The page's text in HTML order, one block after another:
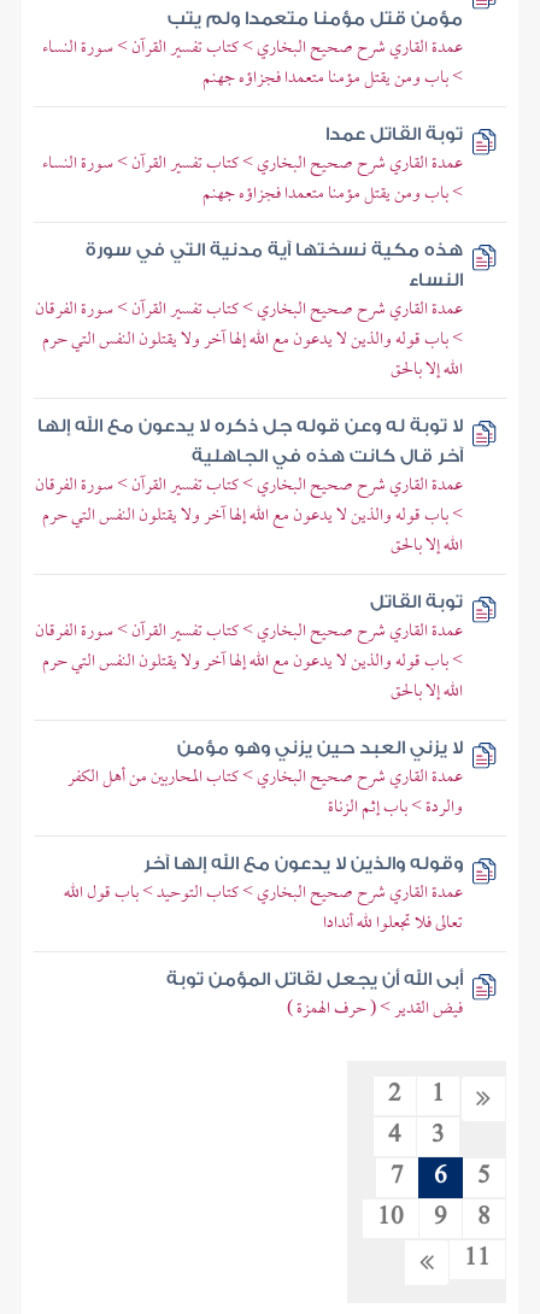
مؤمن قتل مؤمنا متعمدا ولم يتب
عمدة القاري شرح صحيح البخاري > كتاب تفسير القرآن > سورة النساء
> باب ومن يقتل مؤمنا متعمدا فجزاؤه جهنم
توبة القاتل عمدا
عمدة القاري شرح صحيح البخاري > كتاب تفسير القرآن > سورة النساء
> باب ومن يقتل مؤمنا متعمدا فجزاؤه جهنم
هذه مكية نسختها آية مدنية التي في سورة
النساء
عمدة القاري شرح صحيح البخاري > كتاب تفسير القرآن > سورة الفرقان
> باب قوله والذين لا يدعون مع الله إلها آخر ولا يقتلون النفس التي حرم
الله إلا بالحق
لا توبة له وعن قوله جل ذكره لا يدعون مع الله إلها
آخر قال كانت هذه في الجاهلية
عمدة القاري شرح صحيح البخاري > كتاب تفسير القرآن > سورة الفرقان
> باب قوله والذين لا يدعون مع الله إلها آخر ولا يقتلون النفس التي حرم
الله إلا بالحق
توبة القاتل
عمدة القاري شرح صحيح البخاري > كتاب تفسير القرآن > سورة الفرقان
> باب قوله والذين لا يدعون مع الله إلها آخر ولا يقتلون النفس التي حرم
الله إلا بالحق
لا يزني العبد حين يزني وهو مؤمن
عمدة القاري شرح صحيح البخاري > كتاب المحاربين من أهل الكفر
والردة > باب إثم الزناة
وقوله والذين لا يدعون مع الله إلها آخر
عمدة القاري شرح صحيح البخاري > كتاب التوحيد > باب قول الله
تعالى فلا تجعلوا لله أندادا
أبى الله أن يجعل لقاتل المؤمن توبة
فيض القدير > ( حرف الهمزة )
1
2
3
4
5
6
7
8
9
10
11